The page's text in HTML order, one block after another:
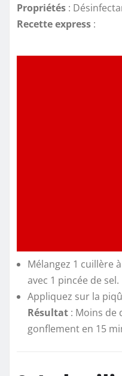
Propriétés :
Recette express :
Mélangez 1 cuillère
avec 1 pincée de sel.
Appliquez sur la
Résultat : Moins de
gonflement en 15